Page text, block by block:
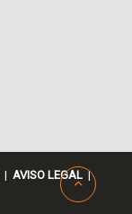
| AVISO LEGAL |